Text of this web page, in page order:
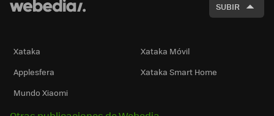
SUBIR
Xataka
Xataka Móvil
Applesfera
Xataka Smart Home
Mundo Xiaomi